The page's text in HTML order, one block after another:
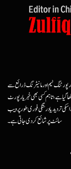
ٹیم اور مانیٹرنگ ذرائع سے
ہے، تاہم کسی بھی خبر یا رپورٹ
تردید یا درستگی فوری طور پر ویب
سائٹ پر شائع کردی جاتی ہے۔